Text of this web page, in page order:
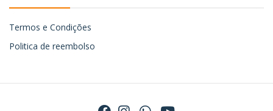
Termos e Condições
Politica de reembolso